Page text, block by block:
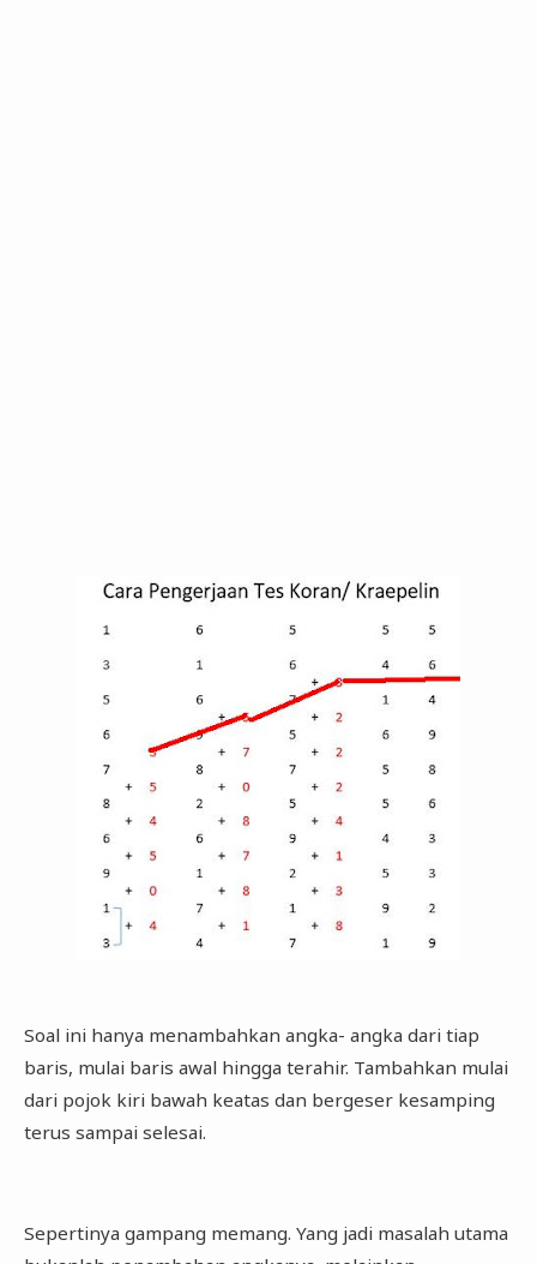
Soal ini hanya menambahkan angka- angka dari tiap
baris, mulai baris awal hingga terahir. Tambahkan mulai
dari pojok kiri bawah keatas dan bergeser kesamping
terus sampai selesai.
Sepertinya gampang memang. Yang jadi masalah utama